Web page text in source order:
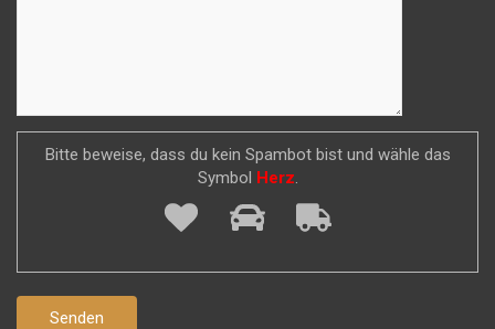
Bitte beweise, dass du kein Spambot bist und wähle das
Symbol
Herz.